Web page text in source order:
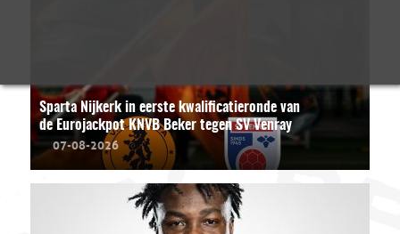
Sparta Nijkerk in eerste kwalificatieronde van
de Eurojackpot KNVB Beker tegen SV Venray
07-08-2026